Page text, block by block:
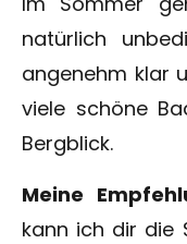
natürlich
angenehm klar
viele schöne
Bergblick.
Meine
kann ich dir die